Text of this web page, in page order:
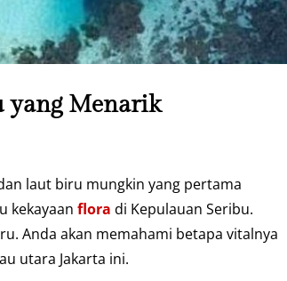
yang Menarik
laut biru mungkin yang pertama
kekayaanflora di Kepulauan Seribu.
Anda akan memahami betapa vitalnya
utara Jakarta ini.